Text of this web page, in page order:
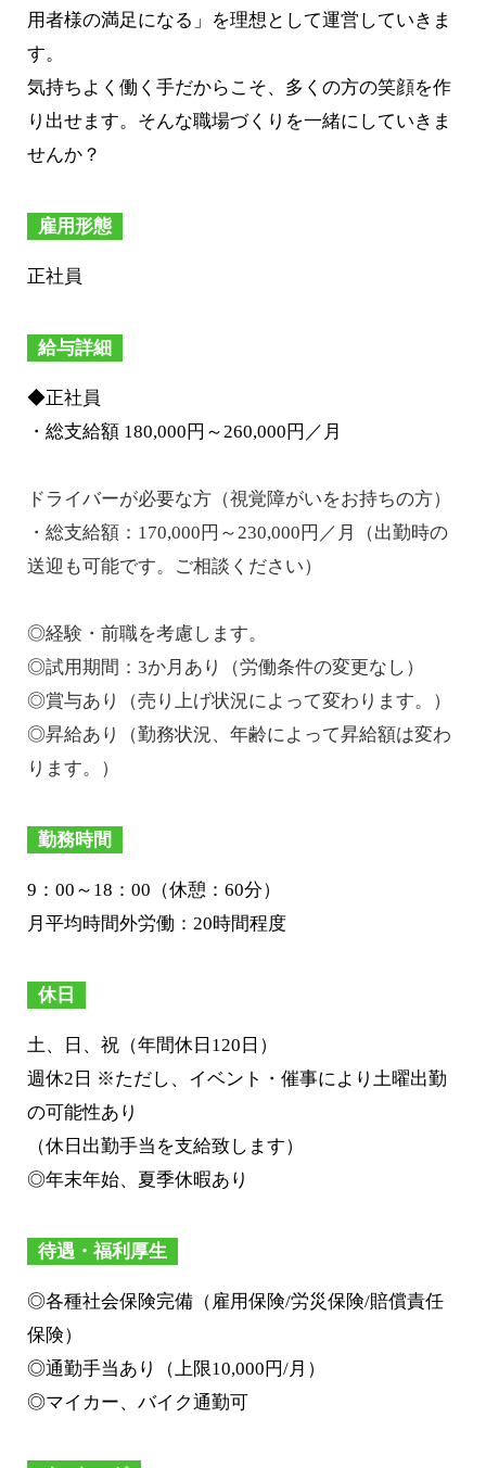
用者様の満足になる」を理想として運営していきま
す。
気持ちよく働く手だからこそ、多くの方の笑顔を作
り出せます。そんな職場づくりを一緒にしていきま
せんか？
雇用形態
正社員
給与詳細
◆正社員
・総支給額 180,000円～260,000円／月
ドライバーが必要な方（視覚障がいをお持ちの方）
・総支給額：170,000円～230,000円／月（出勤時の
送迎も可能です。ご相談ください）
◎経験・前職を考慮します。
◎試用期間：3か月あり（労働条件の変更なし）
◎賞与あり（売り上げ状況によって変わります。）
◎昇給あり（勤務状況、年齢によって昇給額は変わ
ります。）
勤務時間
9：00～18：00（休憩：60分）
月平均時間外労働：20時間程度
休日
土、日、祝（年間休日120日）
週休2日 ※ただし、イベント・催事により土曜出勤
の可能性あり
（休日出勤手当を支給致します）
◎年末年始、夏季休暇あり
待遇・福利厚生
◎各種社会保険完備（雇用保険/労災保険/賠償責任
保険）
◎通勤手当あり（上限10,000円/月）
◎マイカー、バイク通勤可